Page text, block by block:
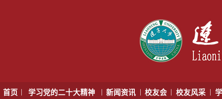
首页 | 学习党的二十大精神 | 新闻资讯 | 校友会 | 校友风采 |